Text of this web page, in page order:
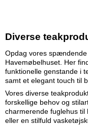
Diverse
Opdag vores
Havemøbelhuset. Her
funktionelle genstande i
samt et elegant touch til
Vores diverse
forskellige behov og
charmerende fuglehus til
eller en stilfuld